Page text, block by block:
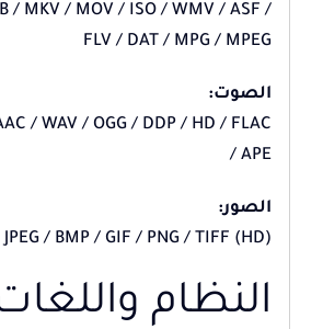
/ MKV / MOV / ISO / WMV / ASF /
FLV / DAT / MPG / MPEG
الصوت:
/ WAV / OGG / DDP / HD / FLAC
/ APE
الصور:
JPEG / BMP / GIF / PNG / TIFF (HD)
النظام